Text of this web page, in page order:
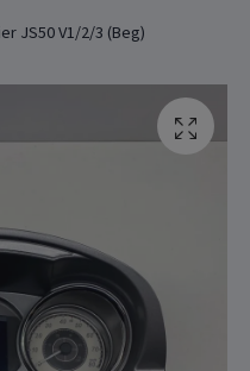
JS50 V1/2/3 (Beg)